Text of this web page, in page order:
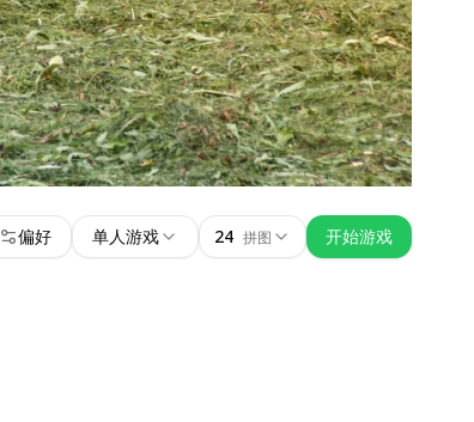
偏好 单人游戏 24 拼图
开始游戏